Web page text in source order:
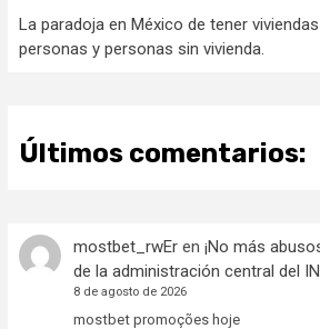
La paradoja en México de tener
personas y personas sin vivienda.
Últimos comentarios:
mostbet_rwEren ¡No más
de la administración central del
8 de agosto de 2026
mostbet promoções hoje